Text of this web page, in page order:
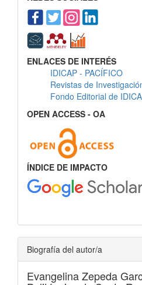
ENLACES DE INTERÉS
IDICAP - PACÍFICO
Revistas de
Fondo Editorial de
OPEN ACCESS - OA
ÍNDICE DE IMPACTO
Biografía del autor/a
Evangelina Zepeda